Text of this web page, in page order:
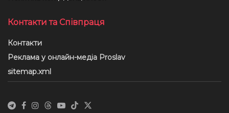
Контакти та Співпраця
Контакти
Реклама у онлайн-медіа Proslav
sitemap.xml